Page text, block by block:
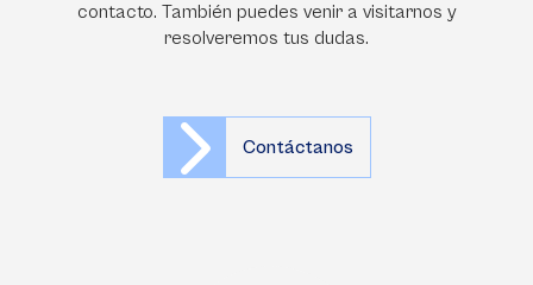
contacto. También puedes venir a visitarnos y
resolveremos tus dudas.
Contáctanos